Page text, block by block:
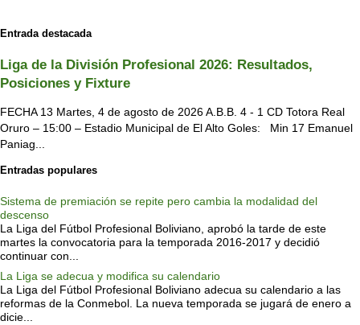
Entrada destacada
Liga de la División Profesional 2026: Resultados,
Posiciones y Fixture
FECHA 13 Martes, 4 de agosto de 2026 A.B.B. 4 - 1 CD Totora Real
Oruro – 15:00 – Estadio Municipal de El Alto Goles: Min 17 Emanuel
Paniag...
Entradas populares
Sistema de premiación se repite pero cambia la modalidad del
descenso
La Liga del Fútbol Profesional Boliviano, aprobó la tarde de este
martes la convocatoria para la temporada 2016-2017 y decidió
continuar con...
La Liga se adecua y modifica su calendario
La Liga del Fútbol Profesional Boliviano adecua su calendario a las
reformas de la Conmebol. La nueva temporada se jugará de enero a
dicie...